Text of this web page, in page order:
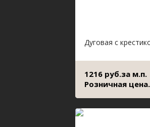
Дуговая с
1216 руб.за м.п.
Розничная цена.